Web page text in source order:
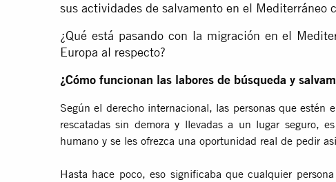
sus actividades de salvamento en el Mediterráneo
¿Qué está pasando con la migración en el
Europa al respecto?
¿Cómo funcionan las labores de búsqueda y
Según el derecho internacional, las personas que estén
rescatadas sin demora y llevadas a un lugar seguro,
humano y se les ofrezca una oportunidad real de pedir
Hasta hace poco, eso significaba que cualquier